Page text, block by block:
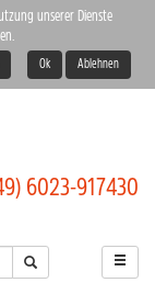
6023-917430
unserer Dienste
Ok Ablehnen